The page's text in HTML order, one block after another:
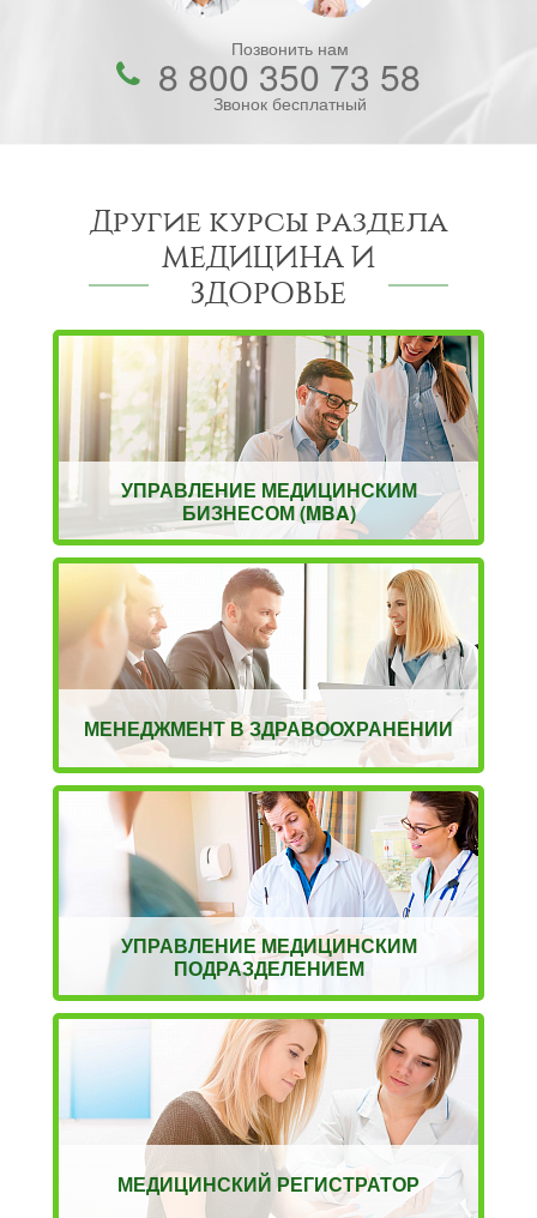
Позвонить нам
8 800 350 73 58
Звонок бесплатный
Другие курсы раздела
МЕДИЦИНА И
ЗДОРОВЬЕ
УПРАВЛЕНИЕ МЕДИЦИНСКИМ
БИЗНЕСОМ (MBA)
МЕНЕДЖМЕНТ В ЗДРАВООХРАНЕНИИ
УПРАВЛЕНИЕ МЕДИЦИНСКИМ
ПОДРАЗДЕЛЕНИЕМ
МЕДИЦИНСКИЙ РЕГИСТРАТОР